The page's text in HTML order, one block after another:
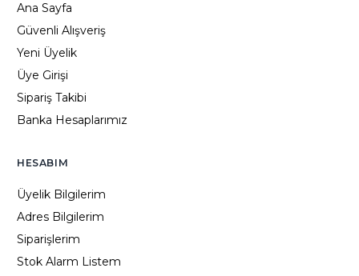
Ana Sayfa
Güvenli Alışveriş
Yeni Üyelik
Üye Girişi
Sipariş Takibi
Banka Hesaplarımız
HESABIM
Üyelik Bilgilerim
Adres Bilgilerim
Siparişlerim
Stok Alarm Listem